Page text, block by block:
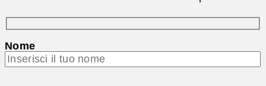
Nome